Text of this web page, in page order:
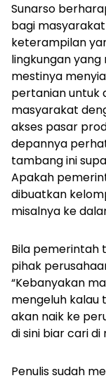
Sunarso
bagi
keterampilan
lingkungan
mestinya
pertanian untuk
masyarakat
akses pasar
depannya
tambang ini
Apakah
dibuatkan
misalnya ke
Bila pemerintah
pihak
“Kebanyakan
mengeluh kalau
akan naik ke
di sini biar cari di
Penulis sudah